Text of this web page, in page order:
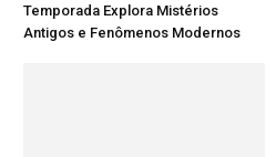
Temporada Explora Mistérios
Antigos e Fenômenos Modernos